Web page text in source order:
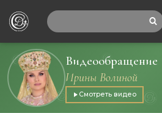
Видеообращение
Ирины Волиной
Смотреть видео